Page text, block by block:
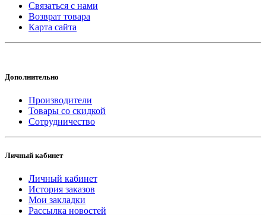
Связаться с нами
Возврат товара
Карта сайта
Дополнительно
Производители
Товары со скидкой
Сотрудничество
Личный кабинет
Личный кабинет
История заказов
Мои закладки
Рассылка новостей